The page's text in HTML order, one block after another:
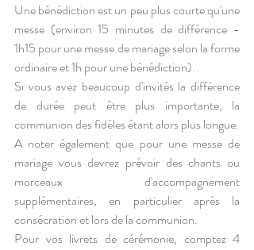
Une bénédiction est un peu plus courte qu'une
messe (environ 15 minutes de différence -
1h15 pour une messe de mariage selon la forme
ordinaire et 1h pour une bénédiction).
Si vous avez beaucoup d'invités la différence
de durée peut être plus importante, la
communion des fidèles étant alors plus longue.
A noter également que pour une messe de
mariage vous devrez prévoir des chants ou
morceaux d'accompagnement
supplémentaires, en particulier après la
consécration et lors de la communion.
Pour vos livrets de cérémonie, comptez 4